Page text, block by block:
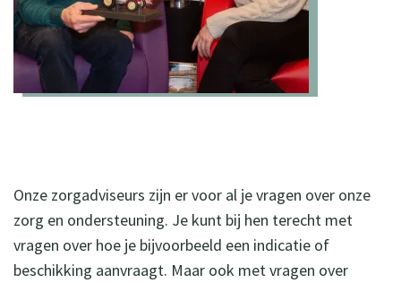
Onze zorgadviseurs zijn er voor al je vragen over onze
zorg en ondersteuning. Je kunt bij hen terecht met
vragen over hoe je bijvoorbeeld een indicatie of
beschikking aanvraagt. Maar ook met vragen over